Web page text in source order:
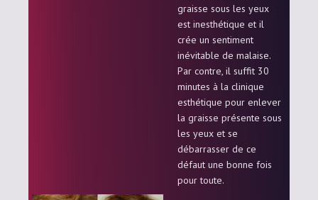
graisse sous les yeux
est inesthétique et il
crée un sentiment
inévitable de malaise.
Par contre, il suffit 30
minutes à la clinique
esthétique pour enlever
la graisse présente sous
les yeux et se
débarrasser de ce
défaut une bonne fois
pour toute.